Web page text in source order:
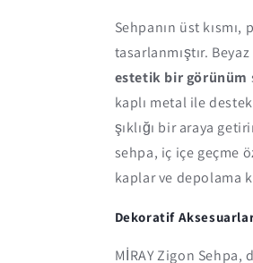
Sehpanın üst
tasarlanmıştır.
estetik bir görünüm
kaplı metal ile
şıklığı bir araya
sehpa, iç içe geçme
kaplar ve depolama
Dekoratif
MİRAY Zigon